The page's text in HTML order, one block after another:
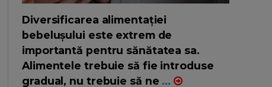
Diversificarea alimentației
bebelușului este extrem de
importantă pentru sănătatea sa.
Alimentele trebuie să fie introduse
gradual, nu trebuie să ne ...